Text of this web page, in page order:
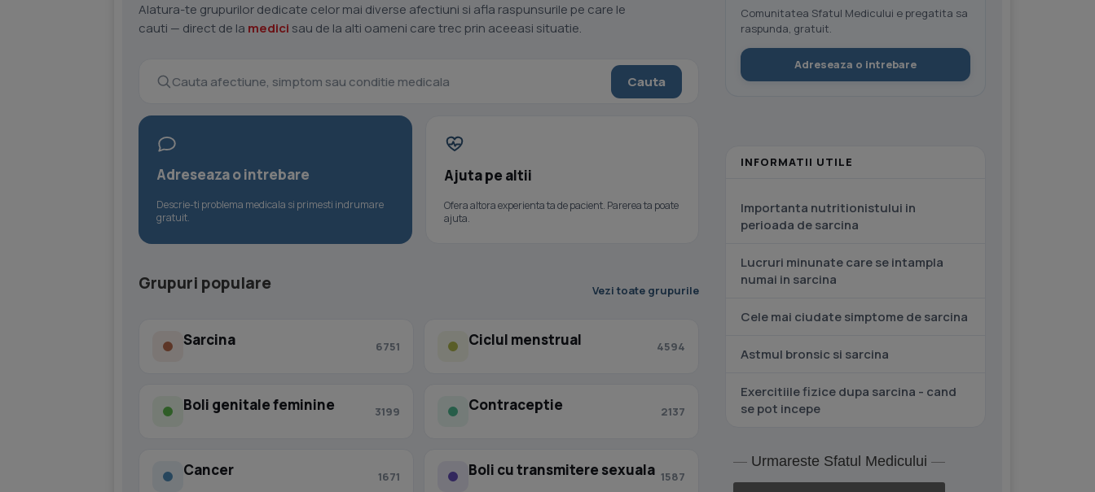
Alatura-te grupurilor dedicate celor mai diverse afectiuni si afla raspunsurile pe care le
cauti — direct de la medici sau de la alti oameni care trec prin aceeasi situatie.
Cauta
Adreseaza o intrebare
Descrie-ti problema medicala si primesti indrumare
gratuit.
Ajuta pe altii
Ofera altora experienta ta de pacient. Parerea ta poate
ajuta.
Grupuri populare Vezi toate grupurile
Sarcina 6751 Ciclul menstrual 4594
Boli genitale feminine 3199 Contraceptie 2137
Cancer 1671 Boli cu transmitere sexuala 1587
Comunitatea Sfatul Medicului e pregatita sa
raspunda, gratuit.
Adreseaza o intrebare
INFORMATII UTILE
Importanta nutritionistului in
perioada de sarcina
Lucruri minunate care se intampla
numai in sarcina
Cele mai ciudate simptome de sarcina
Astmul bronsic si sarcina
Exercitiile fizice dupa sarcina - cand
se pot incepe
Urmareste Sfatul Medicului